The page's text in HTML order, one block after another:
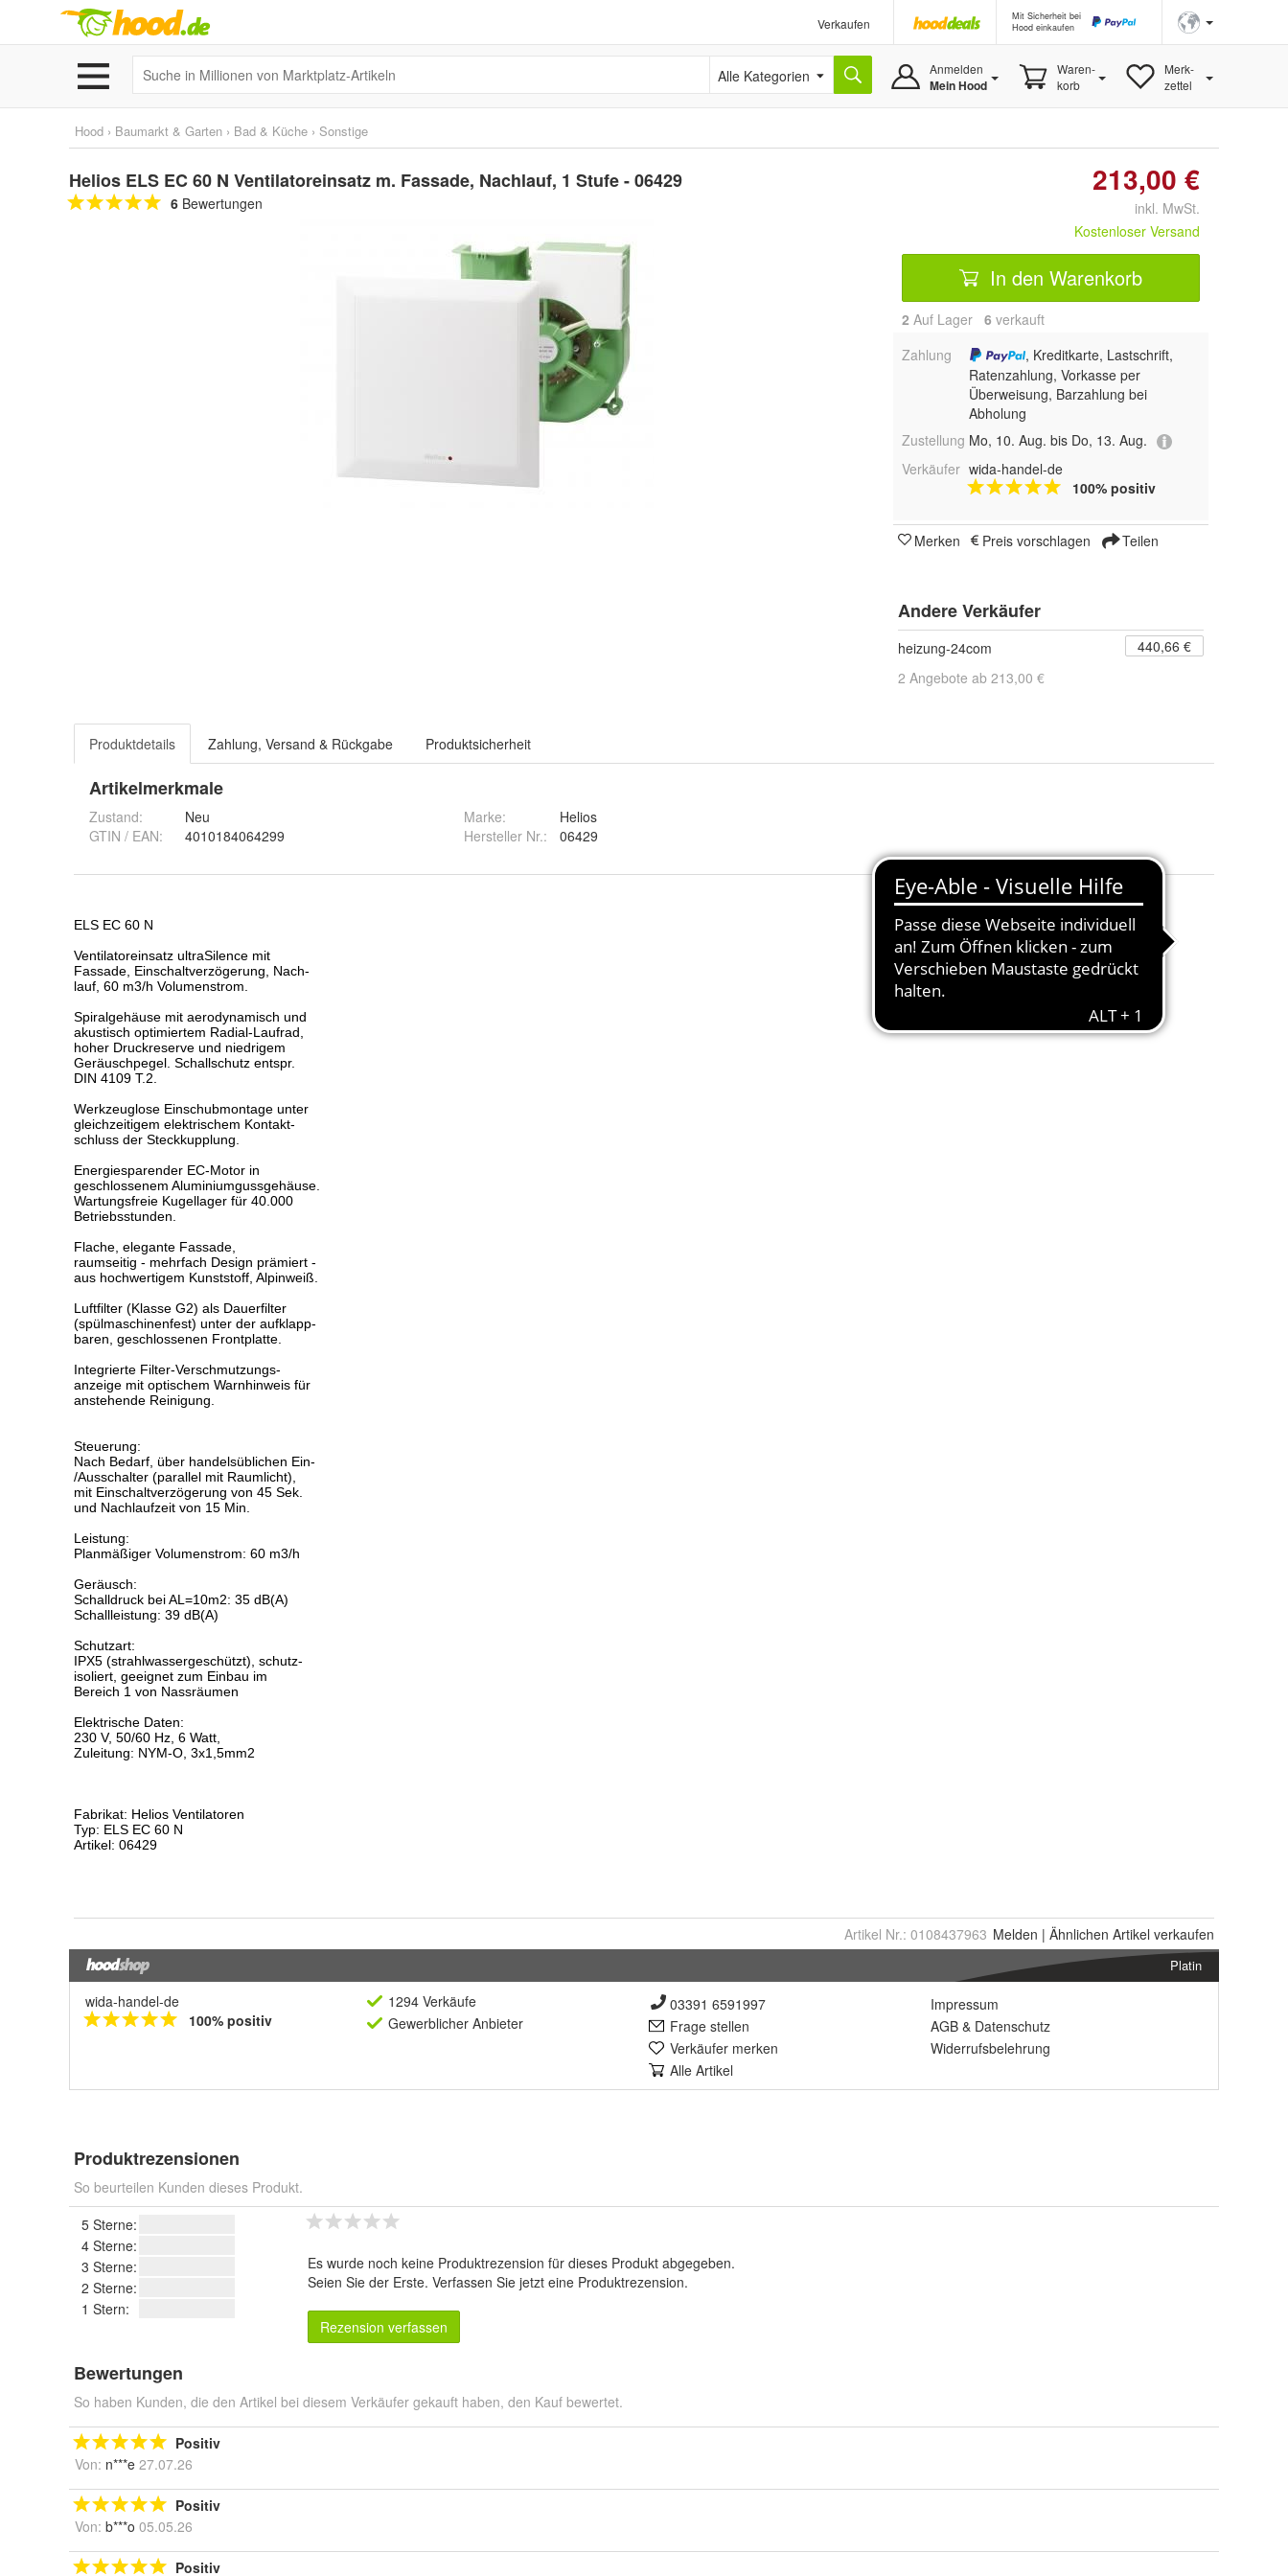
Verkaufen
Mit Sicherheit bei
Hood einkaufen
Alle Kategorien Anmelden
Mein Hood
Waren-
korb
Merk-
zettel
Hood › Baumarkt & Garten › Bad & Küche › Sonstige
Helios ELS EC 60 N Ventilatoreinsatz m. Fassade, Nachlauf, 1 Stufe - 06429
6 Bewertungen
213,00 €
inkl. MwSt.
Kostenloser Versand
In den Warenkorb
2 Auf Lager 6 verkauft
Zahlung
, Kreditkarte, Lastschrift,
Ratenzahlung, Vorkasse per
Überweisung, Barzahlung bei
Abholung
Zustellung Mo, 10. Aug. bis Do, 13. Aug.
Verkäufer wida-handel-de
100% positiv
Merken Preis vorschlagen Teilen
Andere Verkäufer
heizung-24com
440,66 €
2 Angebote ab 213,00 €
Produktdetails Zahlung, Versand & Rückgabe Produktsicherheit
Artikelmerkmale
Zustand:
Neu
GTIN / EAN:
4010184064299
Marke:
Helios
Hersteller Nr.:
06429
Artikel Nr.: 0108437963 Melden | Ähnlichen Artikel verkaufen
Platin
wida-handel-de
100% positiv
1294 Verkäufe
Gewerblicher Anbieter
03391 6591997
Frage stellen
Verkäufer merken
Alle Artikel
Impressum
AGB & Datenschutz
Widerrufsbelehrung
Produktrezensionen
So beurteilen Kunden dieses Produkt.
5 Sterne:
4 Sterne:
3 Sterne:
2 Sterne:
1 Stern:
Es wurde noch keine Produktrezension für dieses Produkt abgegeben.
Seien Sie der Erste. Verfassen Sie jetzt eine Produktrezension.
Rezension verfassen
Bewertungen
So haben Kunden, die den Artikel bei diesem Verkäufer gekauft haben, den Kauf bewertet.
Positiv
Von: n***e 27.07.26
Positiv
Von: b***o 05.05.26
Positiv